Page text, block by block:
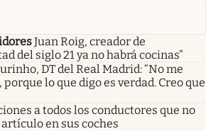
Juan Roig, creador de
del siglo 21 ya no habrá cocinas”
DT del Real Madrid: “No me
lo que digo es verdad. Creo que
a todos los conductores que no
en sus coches